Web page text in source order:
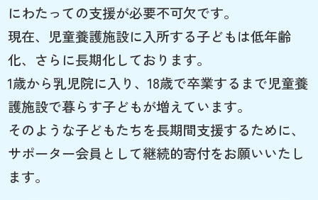
にわたっての支援が必要不可欠です。
現在、児童養護施設に入所する子どもは低年齢
化、さらに長期化しております。
1歳から乳児院に入り、18歳で卒業するまで児童養
護施設で暮らす子どもが増えています。
そのような子どもたちを長期間支援するために、
サポーター会員として継続的寄付をお願いいたし
ます。